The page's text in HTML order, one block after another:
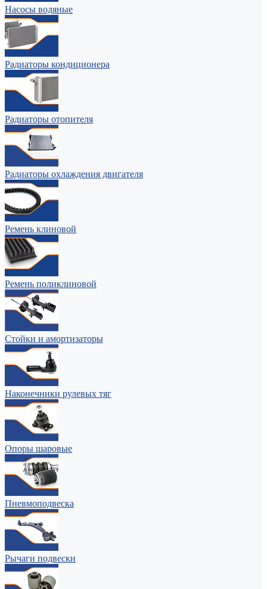
Насосы водяные
Радиаторы кондиционера
Радиаторы отопителя
Радиаторы охлаждения двигателя
Ремень клиновой
Ремень поликлиновой
Стойки и амортизаторы
Наконечники рулевых тяг
Опоры шаровые
Пневмоподвеска
Рычаги подвески